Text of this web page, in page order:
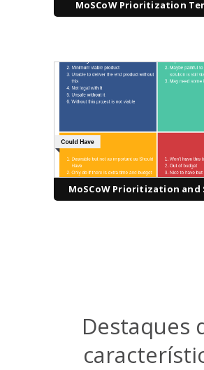
MoSCoW Prioritization
MoSCoW Prioritization and
Destaques